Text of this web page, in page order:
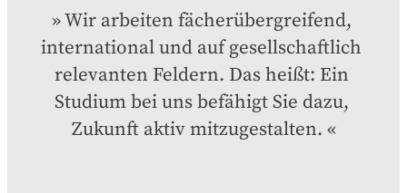
Wir arbeiten fächerübergreifend,
international und auf gesellschaftlich
relevanten Feldern. Das heißt: Ein
Studium bei uns befähigt Sie dazu,
Zukunft aktiv mitzugestalten.